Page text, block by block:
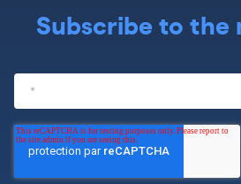
Subscribe to the